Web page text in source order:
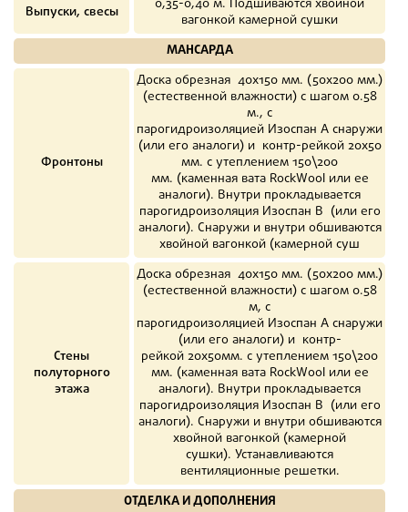
Выпуски, свесы
0,35-0,40 м. Подшиваются хвойной
вагонкой камерной сушки
МАНСАРДА
Фронтоны
Доска обрезная 40х150 мм. (50х200 мм.)
(естественной влажности) с шагом 0.58
м., с
парогидроизоляцией Изоспан A снаружи
(или его аналоги) и контр-рейкой 20х50
мм. с утеплением 150\200
мм. (каменная вата RockWool или ее
аналоги). Внутри прокладывается
парогидроизоляция Изоспан B (или его
аналоги). Снаружи и внутри обшиваются
хвойной вагонкой (камерной суш
Стены
полуторного
этажа
Доска обрезная 40х150 мм. (50х200 мм.)
(естественной влажности) с шагом 0.58
м, с
парогидроизоляцией Изоспан A снаружи
(или его аналоги) и контр-
рейкой 20х50мм. с утеплением 150\200
мм. (каменная вата RockWool или ее
аналоги). Внутри прокладывается
парогидроизоляция Изоспан B (или его
аналоги). Снаружи и внутри обшиваются
хвойной вагонкой (камерной
сушки). Устанавливаются
вентиляционные решетки.
ОТДЕЛКА И ДОПОЛНЕНИЯ